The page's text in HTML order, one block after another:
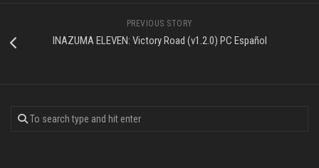
PREVIOUS STORY
INAZUMA ELEVEN: Victory Road (v1.2.0) PC Español